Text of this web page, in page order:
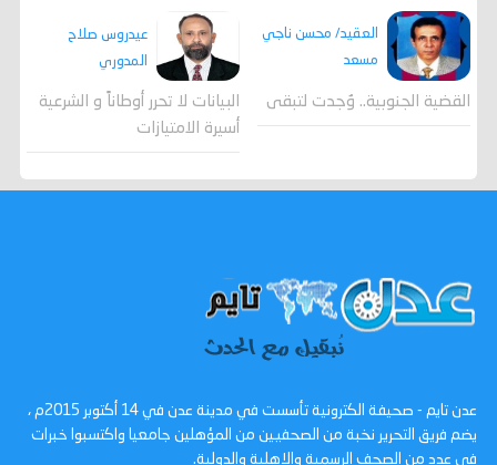
العقيد/ محسن ناجي
مسعد
القضية الجنوبية.. وُجدت لتبقى
عيدروس صلاح
المدوري
البيانات لا تحرر أوطاناً و الشرعية
أسيرة الامتيازات
عدن تايم - صحيفة الكترونية تأسست في مدينة عدن في 14 أكتوبر 2015م ،
يضم فريق التحرير نخبة من الصحفيين من المؤهلين جامعيا واكتسبوا خبرات
في عدد من الصحف الرسمية والاهلية والدولية.